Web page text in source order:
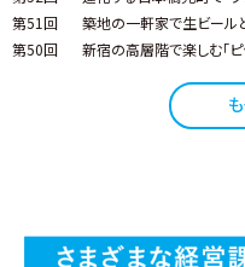
第51回
築地の一軒家で生ビール
第50回
新宿の高層階で楽しむ「ピ